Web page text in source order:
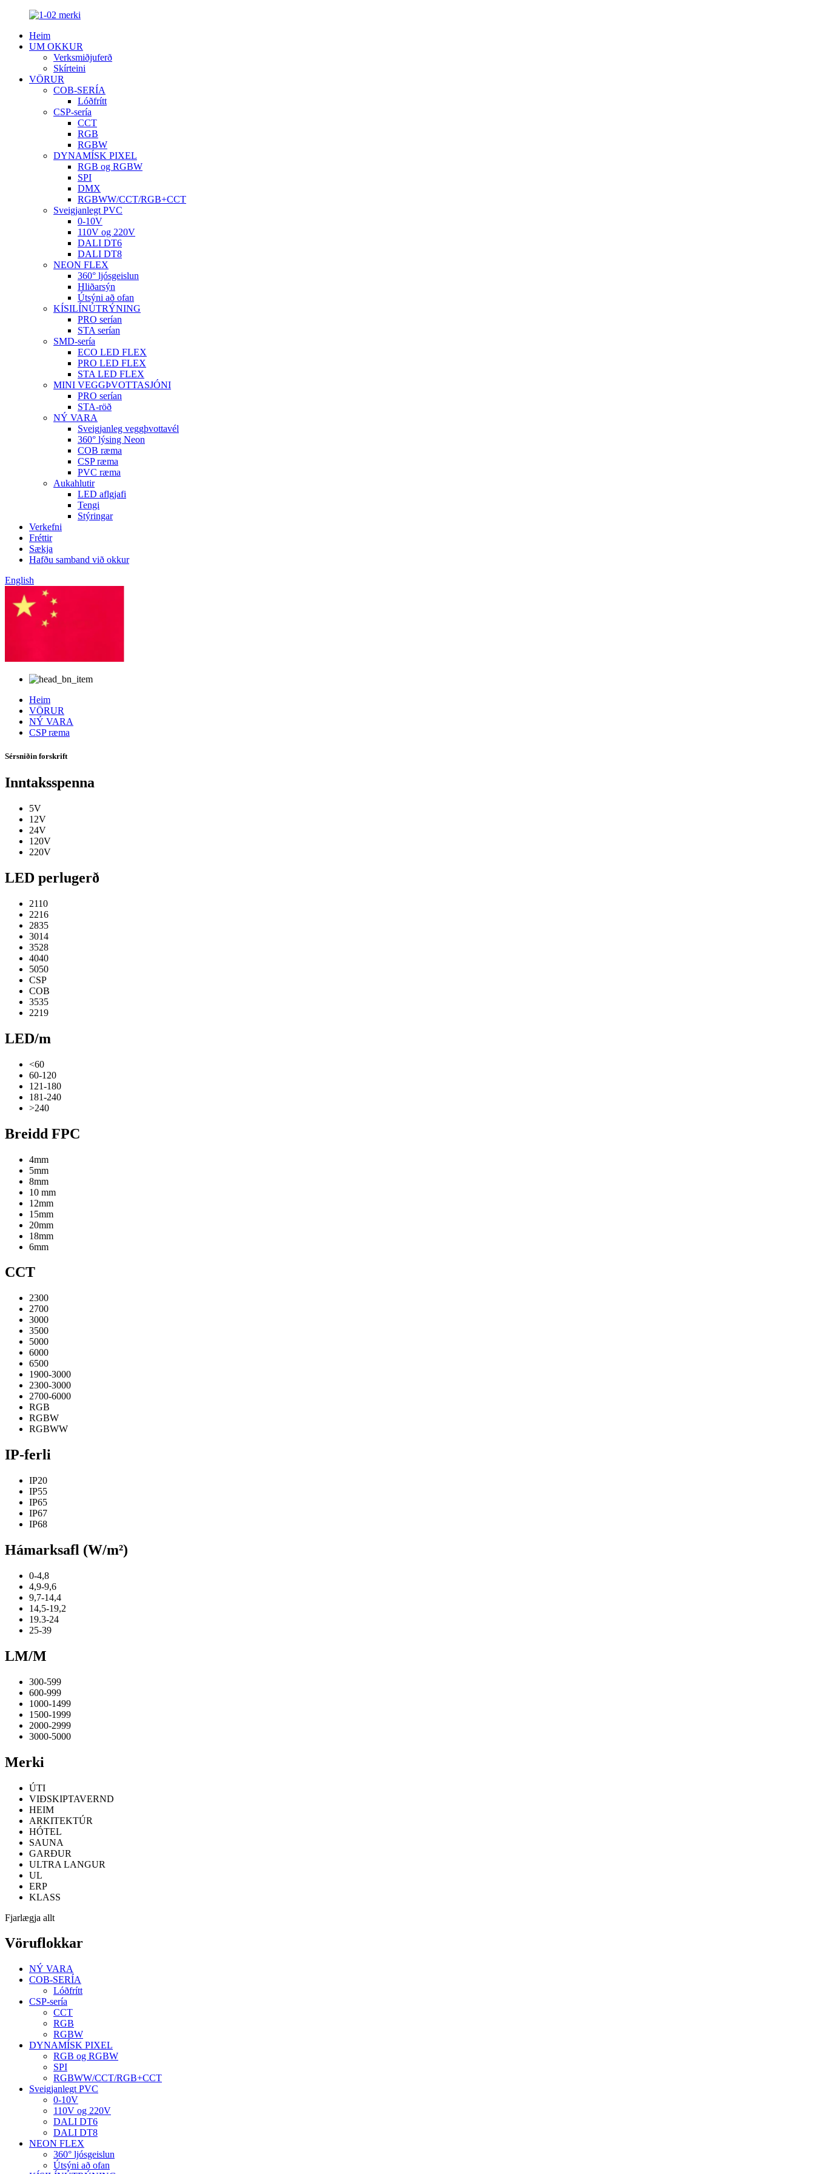
Heim
UM OKKUR
Verksmiðjuferð
Skírteini
VÖRUR
COB-SERÍA
Lóðfrítt
CSP-sería
CCT
RGB
RGBW
DYNAMÍSK PIXEL
RGB og RGBW
SPI
DMX
RGBWW/CCT/RGB+CCT
Sveigjanlegt PVC
0-10V
110V og 220V
DALI DT6
DALI DT8
NEON FLEX
360° ljósgeislun
Hliðarsýn
Útsýni að ofan
KÍSILÍNÚTRÝNING
PRO serían
STA serían
SMD-sería
ECO LED FLEX
PRO LED FLEX
STA LED FLEX
MINI VEGGÞVOTTASJÓNI
PRO serían
STA-röð
NÝ VARA
Sveigjanleg veggþvottavél
360° lýsing Neon
COB ræma
CSP ræma
PVC ræma
Aukahlutir
LED aflgjafi
Tengi
Stýringar
Verkefni
Fréttir
Sækja
Hafðu samband við okkur
English
Heim
VÖRUR
NÝ VARA
CSP ræma
Sérsniðin forskrift
Inntaksspenna
5V
12V
24V
120V
220V
LED perlugerð
2110
2216
2835
3014
3528
4040
5050
CSP
COB
3535
2219
LED/m
<60
60-120
121-180
181-240
>240
Breidd FPC
4mm
5mm
8mm
10 mm
12mm
15mm
20mm
18mm
6mm
CCT
2300
2700
3000
3500
5000
6000
6500
1900-3000
2300-3000
2700-6000
RGB
RGBW
RGBWW
IP-ferli
IP20
IP55
IP65
IP67
IP68
Hámarksafl (W/m²)
0-4,8
4,9-9,6
9,7-14,4
14,5-19,2
19.3-24
25-39
LM/M
300-599
600-999
1000-1499
1500-1999
2000-2999
3000-5000
Merki
ÚTI
VIÐSKIPTAVERND
HEIM
ARKITEKTÚR
HÓTEL
SAUNA
GARÐUR
ULTRA LANGUR
UL
ERP
KLASS
Fjarlægja allt
Vöruflokkar
NÝ VARA
COB-SERÍA
Lóðfrítt
CSP-sería
CCT
RGB
RGBW
DYNAMÍSK PIXEL
RGB og RGBW
SPI
RGBWW/CCT/RGB+CCT
Sveigjanlegt PVC
0-10V
110V og 220V
DALI DT6
DALI DT8
NEON FLEX
360° ljósgeislun
Útsýni að ofan